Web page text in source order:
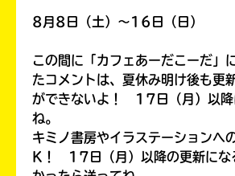
8月8日（土）～16日（日）
この間に「カフェあーだこーだ」
たコメントは、夏休み明け後も更
ができないよ！ 17日（月）以降
ね。
キミノ書房やイラステーションへ
K！ 17日（月）以降の更新にな